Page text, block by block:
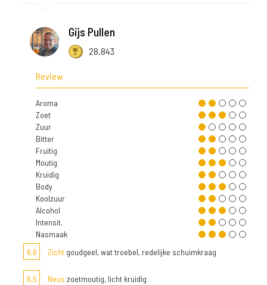
Gijs Pullen
28.843
Review
Aroma
Zoet
Zuur
Bitter
Fruitig
Moutig
Kruidig
Body
Koolzuur
Alcohol
Intensit.
Nasmaak
6,6
Zicht goudgeel, wat troebel, redelijke schuimkraag
6,5 Neus zoetmoutig, licht kruidig